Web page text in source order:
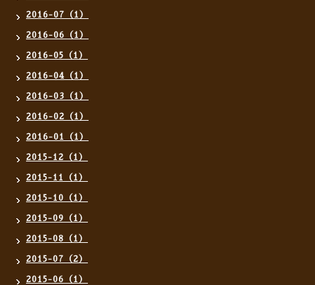
2016-07（1）
2016-06（1）
2016-05（1）
2016-04（1）
2016-03（1）
2016-02（1）
2016-01（1）
2015-12（1）
2015-11（1）
2015-10（1）
2015-09（1）
2015-08（1）
2015-07（2）
2015-06（1）